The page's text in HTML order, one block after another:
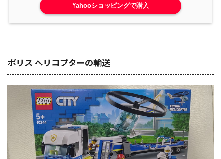
Yahooショッピングで購入
ポリス ヘリコプターの輸送